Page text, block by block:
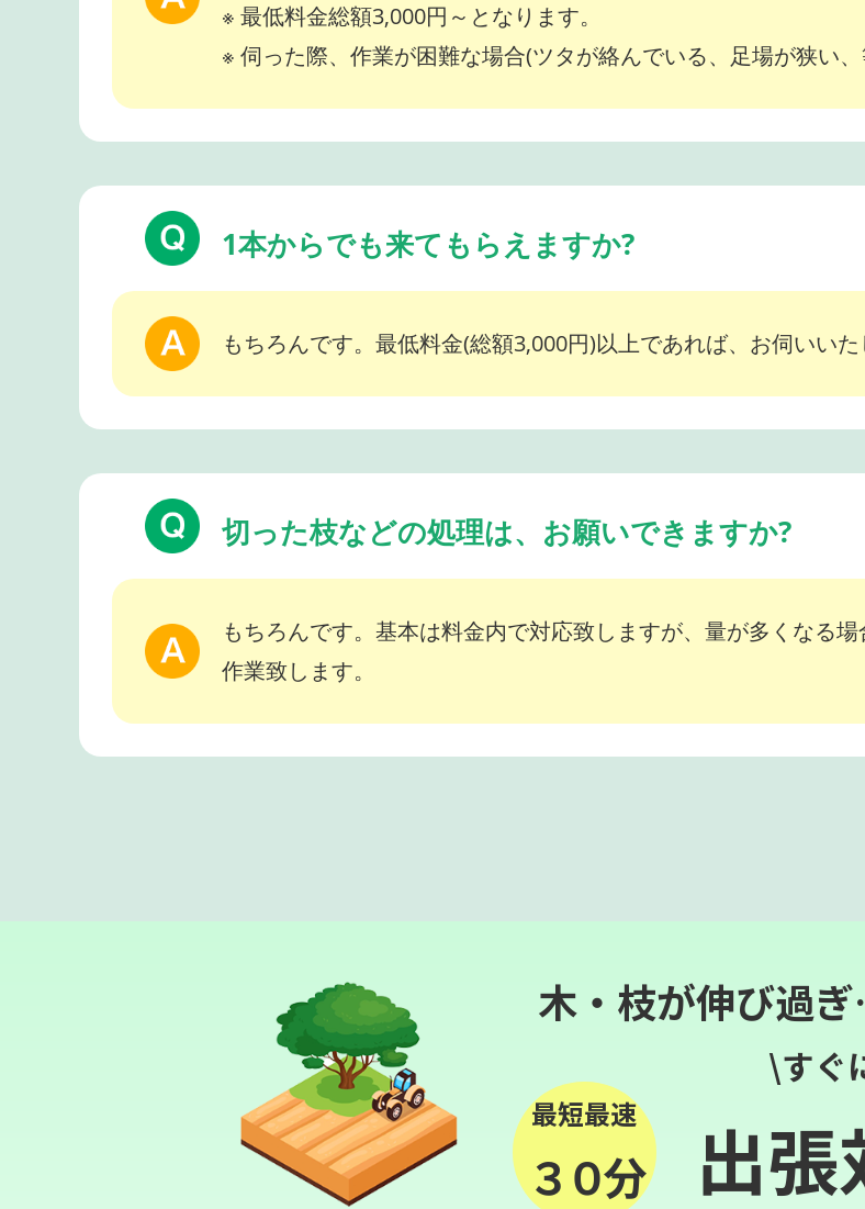
※ 最低料金総額3,000円～となります。
※ 伺った際、作業が困難な場合(ツタが絡んでいる、足場が狭い
1本からでも来てもらえますか?
もちろんです。最低料金(総額3,000円)以上であれば、お伺いいた
切った枝などの処理は、お願いできますか?
もちろんです。基本は料金内で対応致しますが、量が多くなる
作業致します。
木・枝が伸び過
最短最速
３０分
\すぐ
出